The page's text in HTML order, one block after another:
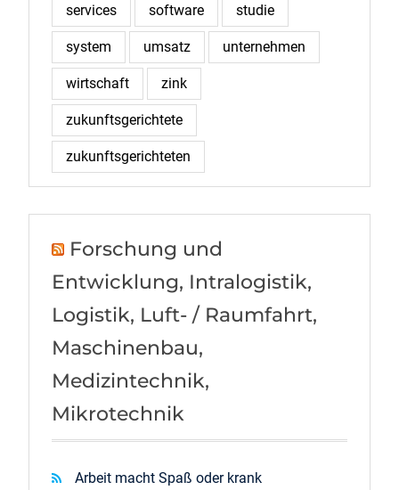
services software studie
system umsatz unternehmen
wirtschaft zink
zukunftsgerichtete
zukunftsgerichteten
Forschung und
Entwicklung, Intralogistik,
Logistik, Luft- / Raumfahrt,
Maschinenbau,
Medizintechnik,
Mikrotechnik
Arbeit macht Spaß oder krank